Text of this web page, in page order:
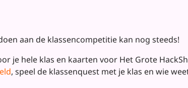
aan de klassencompetitie kan nog steeds!
je hele klas en kaarten voor Het Grote
, speel de klassenquest met je klas en wie